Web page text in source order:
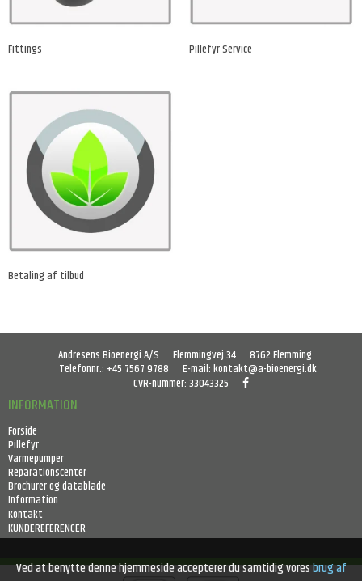
Fittings Pillefyr Service
Betaling af tilbud
Andresens Bioenergi A/S Flemmingvej 34 8762 Flemming
Telefonnr.: +45 7567 9788 E-mail:kontakt@a-bioenergi.dk
CVR-nummer:33043325
INFORMATION
Forside
Pillefyr
Varmepumper
Reparationscenter
Brochurer og datablade
Information
Kontakt
KUNDEREFERENCER
Ved at benytte denne hjemmeside accepterer du samtidig voresbrug af